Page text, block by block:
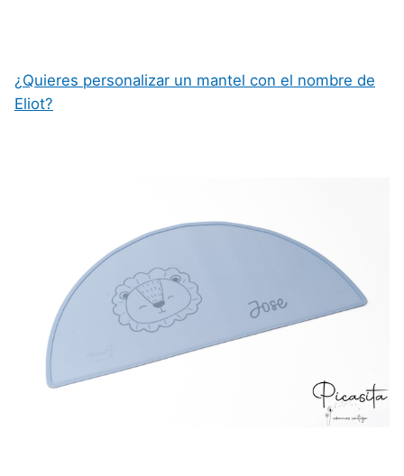
¿Quieres personalizar un mantel con el nombre de
Eliot?